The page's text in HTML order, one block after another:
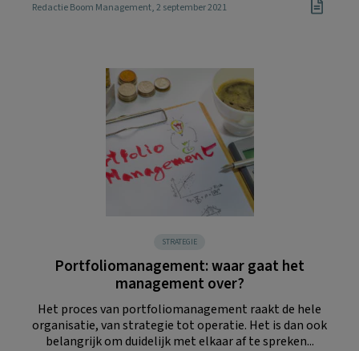
Redactie Boom Management, 2 september 2021
STRATEGIE
Portfoliomanagement: waar gaat het
management over?
Het proces van portfoliomanagement raakt de hele
organisatie, van strategie tot operatie. Het is dan ook
belangrijk om duidelijk met elkaar af te spreken...